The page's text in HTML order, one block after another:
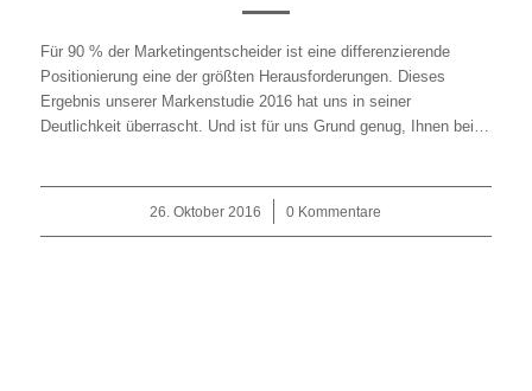
Für 90 % der Marketingentscheider ist eine differenzierende
Positionierung eine der größten Herausforderungen. Dieses
Ergebnis unserer Markenstudie 2016 hat uns in seiner
Deutlichkeit überrascht. Und ist für uns Grund genug, Ihnen bei…
26. Oktober 2016
/ 0 Kommentare